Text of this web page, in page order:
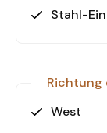
Stahl-
Richtung
West